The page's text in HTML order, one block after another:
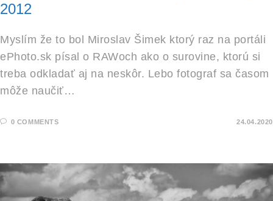
2012
Myslím že to bol Miroslav Šimek ktorý raz na portáli
ePhoto.sk písal o RAWoch ako o surovine, ktorú si
treba odkladať aj na neskôr. Lebo fotograf sa časom
môže naučiť…
0 COMMENTS 24.04.2020